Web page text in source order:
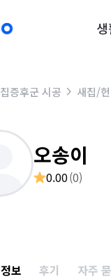
증후군 시공 새집/
오송이
0.00(0)
보 후기 자주